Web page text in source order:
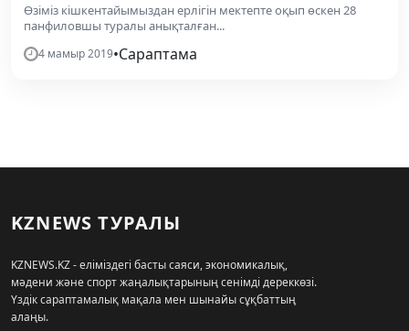
Өзіміз кішкентайымыздан ерлігін мектепте оқып өскен 28
панфиловшы туралы анықталған...
4 мамыр 2019•Сараптама
KZNEWS ТУРАЛЫ
KZNEWS.KZ - еліміздегі басты саяси, экономикалық,
мәдени және спорт жаңалықтарының сенімді дереккөзі.
Үздік сараптамалық мақала мен шынайы сұқбаттың
алаңы.